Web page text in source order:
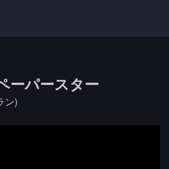
ーパースター
ン)